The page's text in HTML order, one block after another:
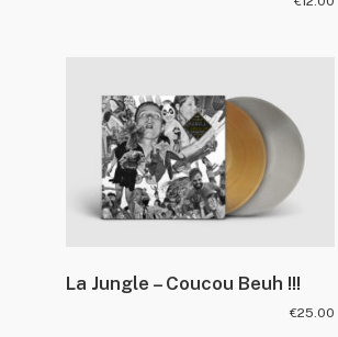
La Jungle – Coucou Beuh !!!
€25.00